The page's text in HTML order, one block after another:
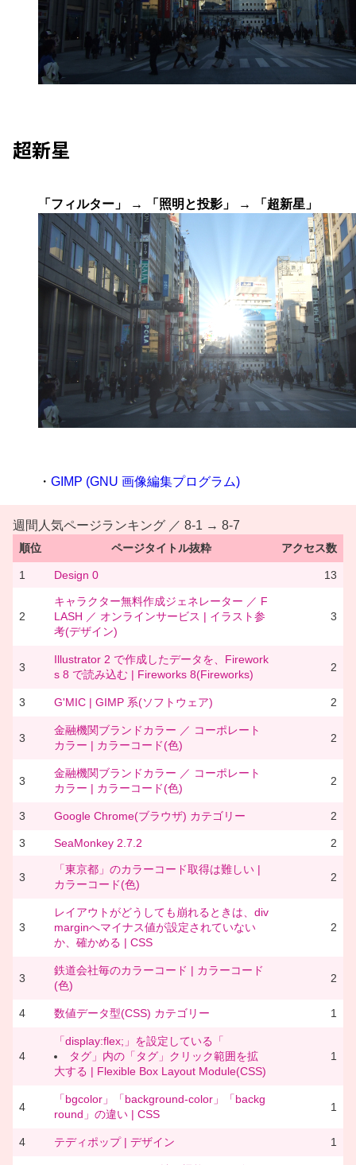
超新星
「フィルター」 → 「照明と投影」 → 「超新星」
・ GIMP (GNU 画像編集プログラム)
週間人気ページランキング ／ 8-1 → 8-7
順位 ページタイトル抜粋 アクセス数
1 Design 0 13
2
キャラクター無料作成ジェネレーター ／ F
LASH ／ オンラインサービス | イラスト参
考(デザイン)
3
3
Illustrator 2 で作成したデータを、Firework
s 8 で読み込む | Fireworks 8(Fireworks)
2
3 G'MIC | GIMP 系(ソフトウェア) 2
3
金融機関ブランドカラー ／ コーポレート
カラー | カラーコード(色)
2
3
金融機関ブランドカラー ／ コーポレート
カラー | カラーコード(色)
2
3 Google Chrome(ブラウザ) カテゴリー 2
3 SeaMonkey 2.7.2 2
3
「東京都」のカラーコード取得は難しい |
カラーコード(色)
2
3
レイアウトがどうしても崩れるときは、div
marginへマイナス値が設定されていない
か、確かめる | CSS
2
3
鉄道会社毎のカラーコード | カラーコード
(色)
2
4 数値データ型(CSS) カテゴリー 1
4
「display:flex;」を設定している「
タグ」内の「 タグ」クリック範囲を拡
大する | Flexible Box Layout Module(CSS)
1
4
「bgcolor」「background-color」「backg
round」の違い | CSS
1
4 テディポップ | デザイン 1